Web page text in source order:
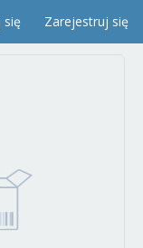
się Zarejestruj się